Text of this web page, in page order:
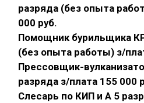
разряда (без опыта
000 руб.
Помощник бурильщика
(без опыта работы) з/
Прессовщик-
разряда з/плата 155 000
Слесарь по КИП и А 5